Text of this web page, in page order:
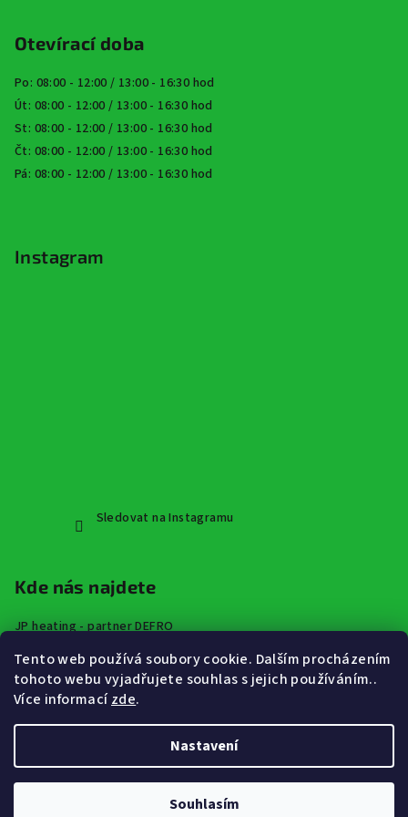
Tento web používá soubory cookie. Dalším procházením
tohoto webu vyjadřujete souhlas s jejich používáním..
Více informacízde.
Nastavení
Souhlasím
Otevírací doba
Po: 08:00 - 12:00 / 13:00 - 16:30 hod
Út: 08:00 - 12:00 / 13:00 - 16:30 hod
St: 08:00 - 12:00 / 13:00 - 16:30 hod
Čt: 08:00 - 12:00 / 13:00 - 16:30 hod
Pá: 08:00 - 12:00 / 13:00 - 16:30 hod
Instagram
Sledovat na Instagramu
Kde nás najdete
JP heating - partner DEFRO
Špindlerova třída 672,
413 01 Roudnice nad Labem